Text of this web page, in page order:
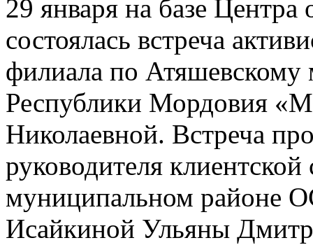
29 января на базе
состоялась встреча
филиала по
Республики Мордовия
Николаевной. Встреча
руководителя
муниципальном районе
Исайкиной Ульяны